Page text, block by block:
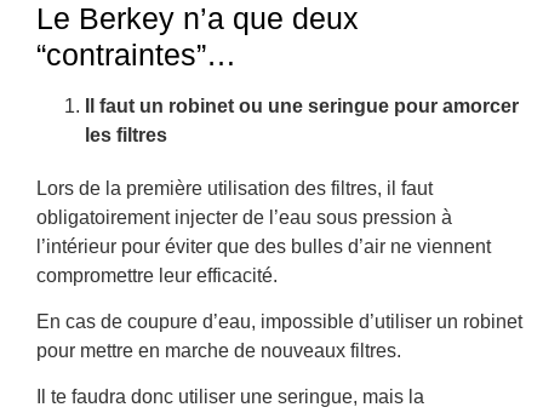
Le Berkey n’a que deux
“contraintes”…
Il faut un robinet ou une seringue pour amorcer
les filtres
Lors de la première utilisation des filtres, il faut
obligatoirement injecter de l’eau sous pression à
l’intérieur pour éviter que des bulles d’air ne viennent
compromettre leur efficacité.
En cas de coupure d’eau, impossible d’utiliser un robinet
pour mettre en marche de nouveaux filtres.
Il te faudra donc utiliser une seringue, mais la